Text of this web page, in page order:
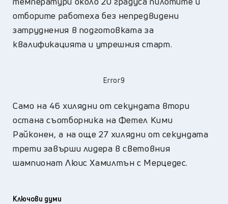
отборите работеха без непредвидени
затруднения в подготовката за
квалификацията и утрешния старт.
Error9
Само на 46 хилядни от секундата втори
остана съотборника на Фетел Кими
Райконен, а на още 27 хилядни от секундата
трети завърши лидера в световния
шампионат Люис Хамилтън с Мерцедес.
Ключови думи